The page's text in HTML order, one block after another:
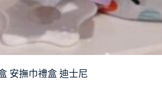
安撫巾禮盒 迪士尼